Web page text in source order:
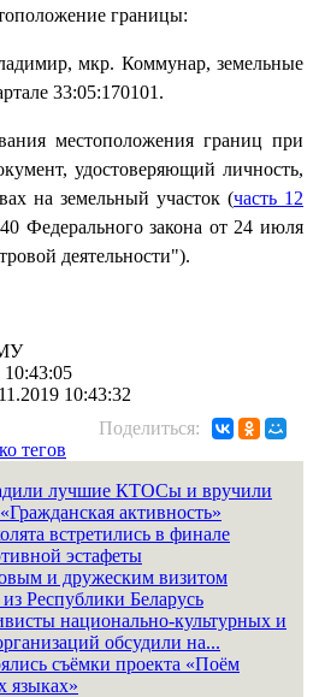
грани­цы:
мкр. Коммунар, земельные
33:05:170101.
местоположения границ при
удостоверяющий личность,
на земельный участок (часть 12
Федерального закона от 24 июля
деятельности").
10:43:32
Поделиться:
тегов
лучшие КТОСы и вручили
активность»
встретились в финале
эстафеты
и дружеским визитом
Республики Беларусь
национально-культурных и
обсудили на...
съёмки проекта «Поём
языках»